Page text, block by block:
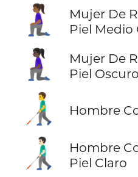
🧎🏾‍♀️
Mujer De
Piel Medio
🧎🏿‍♀️
Mujer De
Piel Oscuro
👨‍🦯 Hombre
👨🏻‍🦯
Hombre
Piel Claro